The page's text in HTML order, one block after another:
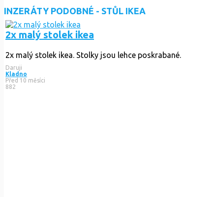
INZERÁTY PODOBNÉ - STŮL IKEA
2x malý stolek ikea
2x malý stolek ikea. Stolky jsou lehce poskrabané.
Daruji
Kladno
Před 10 měsíci
882